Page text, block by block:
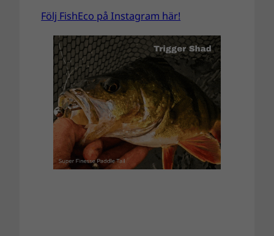
Följ FishEco på Instagram här!